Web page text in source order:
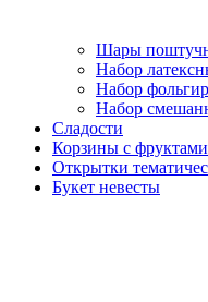
Шары
Набор
Набор
Набор
Сладости
Корзины с фруктами
Открытки
Букет невесты